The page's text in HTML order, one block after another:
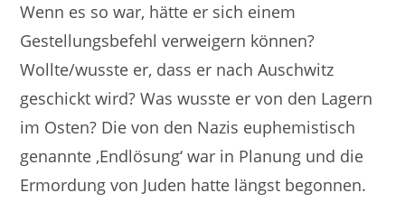
Wenn es so war, hätte er sich einem
Gestellungsbefehl verweigern können?
Wollte/wusste er, dass er nach Auschwitz
geschickt wird? Was wusste er von den Lagern
im Osten? Die von den Nazis euphemistisch
genannte ‚Endlösung‘ war in Planung und die
Ermordung von Juden hatte längst begonnen.